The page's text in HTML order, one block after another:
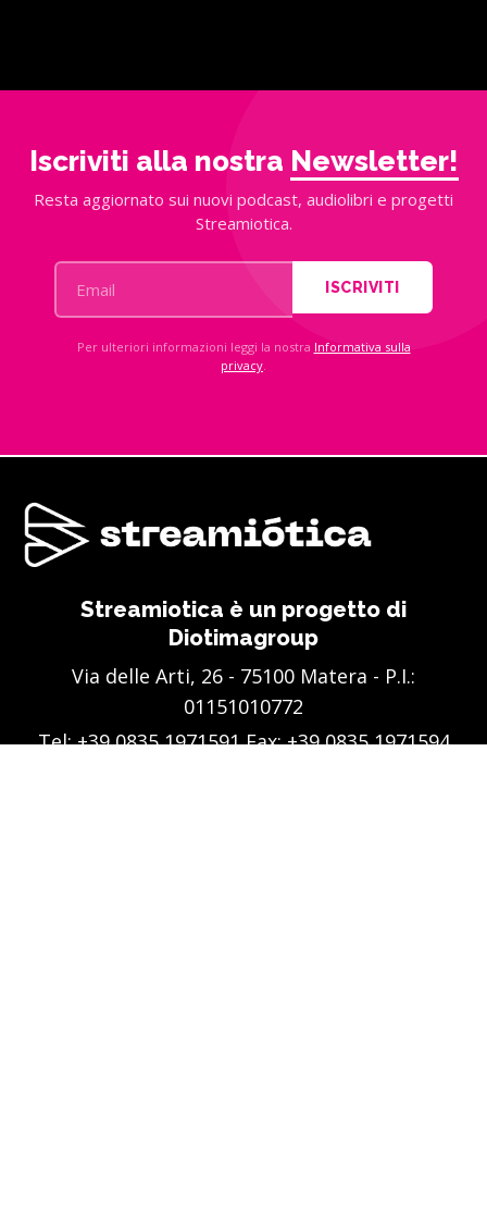
Iscriviti alla nostra Newsletter!
Resta aggiornato sui nuovi podcast, audiolibri e progetti
Streamiotica.
ISCRIVITI
Per ulteriori informazioni leggi la nostra Informativa sulla
privacy.
Streamiotica è un progetto di
Diotimagroup
Via delle Arti, 26 - 75100 Matera - P.I.:
01151010772
Tel:+39 0835 1971591Fax: +39 0835 1971594